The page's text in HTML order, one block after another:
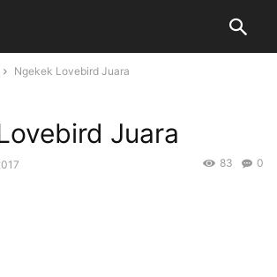
Ngekek Lovebird Juara
Juara
0
83